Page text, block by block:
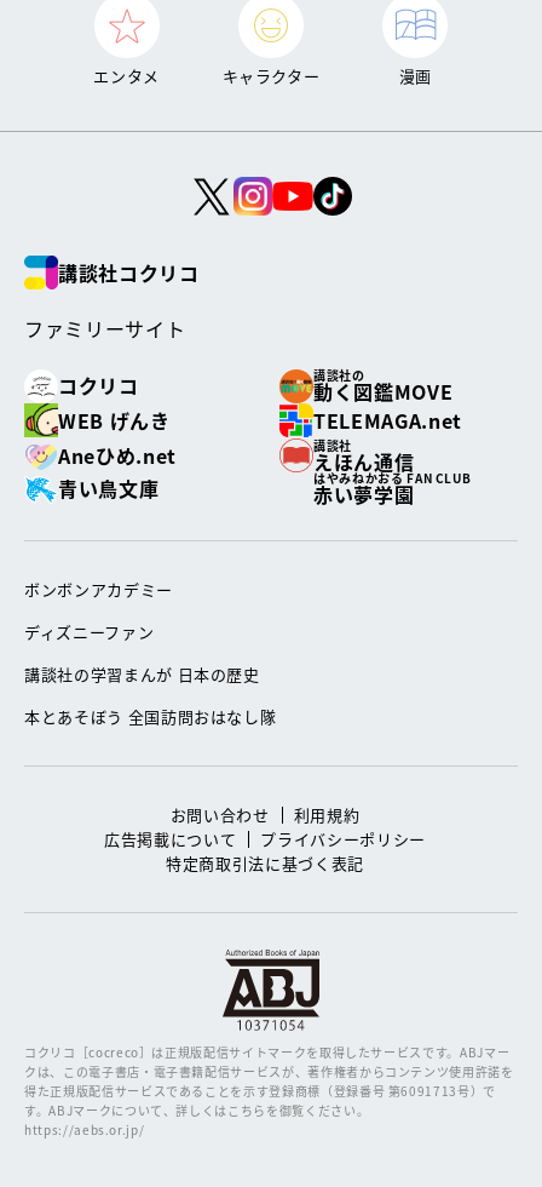
エンタメ キャラクター 漫画
講談社コクリコ
ファミリーサイト
コクリコ
講談社の
動く図鑑MOVE
WEB げんき
TELEMAGA.net
Aneひめ.net
講談社
えほん通信
青い鳥文庫
はやみねかおる FAN CLUB
赤い夢学園
ボンボンアカデミー
ディズニーファン
講談社の学習まんが 日本の歴史
本とあそぼう 全国訪問おはなし隊
お問い合わせ
利用規約
広告掲載について
プライバシーポリシー
特定商取引法に基づく表記
コクリコ［cocreco］は正規版配信サイトマークを取得したサービスです。ABJマー
クは、この電子書店・電子書籍配信サービスが、著作権者からコンテンツ使用許諾を
得た正規版配信サービスであることを示す登録商標（登録番号 第6091713号）で
す。ABJマークについて、詳しくはこちらを御覧ください。
https://aebs.or.jp/